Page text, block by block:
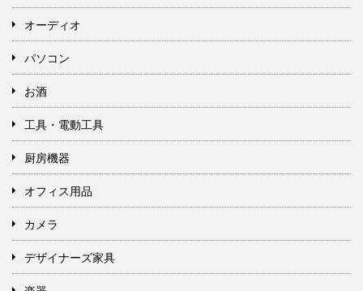
オーディオ
パソコン
お酒
工具・電動工具
厨房機器
オフィス用品
カメラ
デザイナーズ家具